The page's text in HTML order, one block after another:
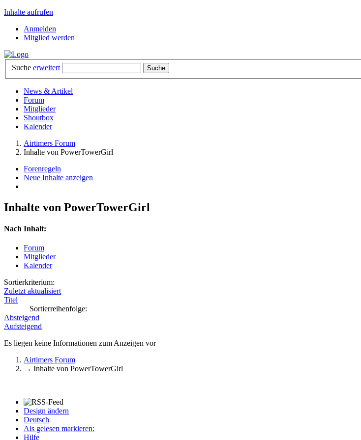
Inhalte aufrufen
Anmelden
Mitglied werden
Suche erweitert
News & Artikel
Forum
Mitglieder
Shoutbox
Kalender
Airtimers Forum
Inhalte von PowerTowerGirl
Forenregeln
Neue Inhalte anzeigen
Inhalte von PowerTowerGirl
Nach Inhalt:
Forum
Mitglieder
Kalender
Sortierkriterium:
Zuletzt aktualisiert
Titel
Sortierreihenfolge:
Absteigend
Aufsteigend
Es liegen keine Informationen zum Anzeigen vor
Airtimers Forum
→ Inhalte von PowerTowerGirl
Design ändern
Deutsch
Als gelesen markieren:
Hilfe